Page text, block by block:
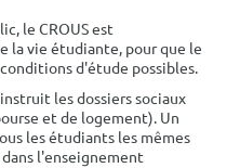
le CROUS est
la vie étudiante, pour que le
d'étude possibles.
les dossiers sociaux
et de logement). Un
les étudiants les mêmes
l'enseignement